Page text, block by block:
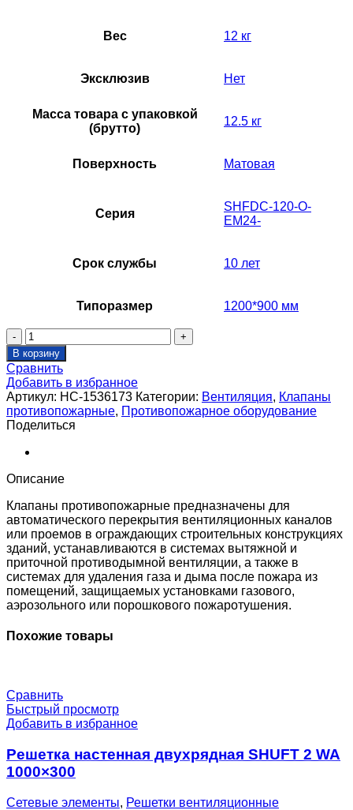
Вес 12 кг
Эксклюзив Нет
Масса товара с упаковкой
(брутто)
12.5 кг
Поверхность Матовая
Серия
SHFDC-120-O-
EM24-
Срок службы 10 лет
Типоразмер 1200*900 мм
Количество
товара
Клапан
противопожарный
SHUFT
SHFDC-
120-
O-
1200_900-
0-
0-
0
В корзину
Сравнить
Добавить в избранное
Артикул: НС-1536173 Категории: Вентиляция, Клапаны
противопожарные, Противопожарное оборудование
Поделиться
Описание
Клапаны противопожарные предназначены для
автоматического перекрытия вентиляционных каналов
или проемов в ограждающих строительных конструкциях
зданий, устанавливаются в системах вытяжной и
приточной противодымной вентиляции, а также в
системах для удаления газа и дыма после пожара из
помещений, защищаемых установками газового,
аэрозольного или порошкового пожаротушения.
Похожие товары
Сравнить
Быстрый просмотр
Добавить в избранное
Решетка настенная двухрядная SHUFT 2 WA
1000×300
Сетевые элементы, Решетки вентиляционные